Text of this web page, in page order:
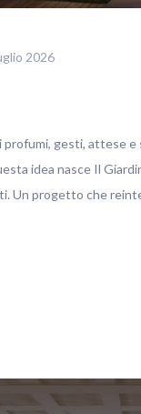
2026
gesti, attese
idea nasce Il
Un progetto che